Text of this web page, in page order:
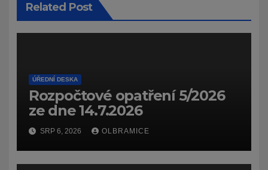
Related Post
ÚŘEDNÍ DESKA
Rozpočtové opatření 5/2026
ze dne 14.7.2026
SRP 6, 2026 OLBRAMICE